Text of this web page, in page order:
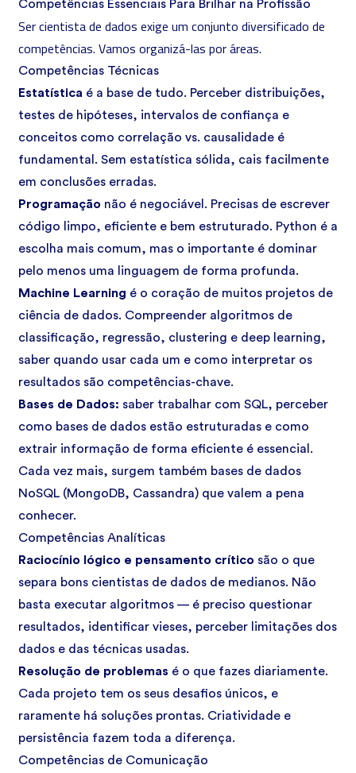
Competências Essenciais Para Brilhar na Profissão
Ser cientista de dados exige um conjunto diversificado de
competências. Vamos organizá-las por áreas.
Competências Técnicas
Estatística é a base de tudo. Perceber distribuições,
testes de hipóteses, intervalos de confiança e
conceitos como correlação vs. causalidade é
fundamental. Sem estatística sólida, cais facilmente
em conclusões erradas.
Programação não é negociável. Precisas de escrever
código limpo, eficiente e bem estruturado. Python é a
escolha mais comum, mas o importante é dominar
pelo menos uma linguagem de forma profunda.
Machine Learning é o coração de muitos projetos de
ciência de dados. Compreender algoritmos de
classificação, regressão, clustering e deep learning,
saber quando usar cada um e como interpretar os
resultados são competências-chave.
Bases de Dados: saber trabalhar com SQL, perceber
como bases de dados estão estruturadas e como
extrair informação de forma eficiente é essencial.
Cada vez mais, surgem também bases de dados
NoSQL (MongoDB, Cassandra) que valem a pena
conhecer.
Competências Analíticas
Raciocínio lógico e pensamento crítico são o que
separa bons cientistas de dados de medianos. Não
basta executar algoritmos — é preciso questionar
resultados, identificar vieses, perceber limitações dos
dados e das técnicas usadas.
Resolução de problemas é o que fazes diariamente.
Cada projeto tem os seus desafios únicos, e
raramente há soluções prontas. Criatividade e
persistência fazem toda a diferença.
Competências de Comunicação